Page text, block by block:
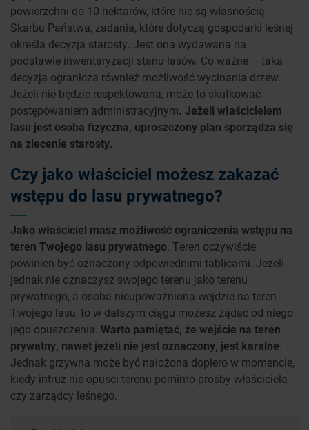
powierzchni do 10 hektarów, które nie są własnością
Skarbu Państwa, zadania, które dotyczą gospodarki leśnej
określa decyzja starosty. Jest ona wydawana na
podstawie inwentaryzacji stanu lasów. Co ważne – taka
decyzja ogranicza również możliwość wycinania drzew.
Jeżeli nie będzie respektowana, może to skutkować
postępowaniem administracyjnym. Jeżeli właścicielem
lasu jest osoba fizyczna, uproszczony plan sporządza się
na zlecenie starosty.
Czy jako właściciel możesz zakazać
wstępu do lasu prywatnego?
Jako właściciel masz możliwość ograniczenia wstępu na
teren Twojego lasu prywatnego. Teren oczywiście
powinien być oznaczony odpowiednimi tablicami. Jeżeli
jednak nie oznaczysz swojego terenu jako terenu
prywatnego, a osoba nieupoważniona wejdzie na teren
Twojego lasu, to w dalszym ciągu możesz żądać od niego
jego opuszczenia. Warto pamiętać, że wejście na teren
prywatny, nawet jeżeli nie jest oznaczony, jest karalne.
Jednak grzywna może być nałożona dopiero w momencie,
kiedy intruz nie opuści terenu pomimo prośby właściciela
czy zarządcy leśnego.